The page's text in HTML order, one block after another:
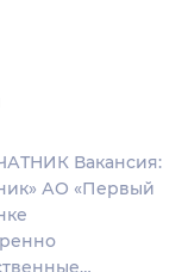
Вакансия:
АО «Первый